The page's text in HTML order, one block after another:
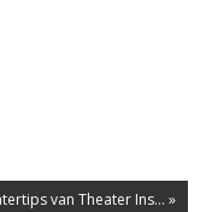
van Theater Ins... »